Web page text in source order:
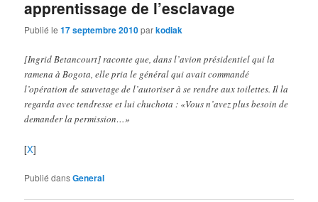
apprentissage de l’esclavage
Publié le17 septembre 2010parkodiak
[Ingrid Betancourt] raconte que, dans l’avion présidentiel qui la
ramena à Bogota, elle pria le général qui avait commandé
l’opération de sauvetage de l’autoriser à se rendre aux toilettes. Il la
regarda avec tendresse et lui chuchota : «Vous n’avez plus besoin de
demander la permission…»
[X]
Publié dansGeneral